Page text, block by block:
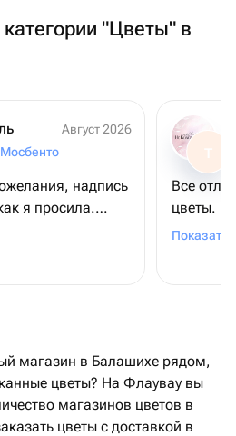
"Цветы" в
Август 2026
Мосбенто
надпись
я просила.
ночью, а
Т
Все
цветы.
Показать
магазин в Балашихе рядом,
цветы? На Флаувау вы
магазинов цветов в
цветы с доставкой в